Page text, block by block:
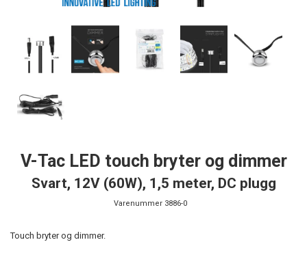
V-Tac LED touch bryter og dimmer
Svart, 12V (60W), 1,5 meter, DC plugg
Varenummer 3886-0
Touch bryter og dimmer.